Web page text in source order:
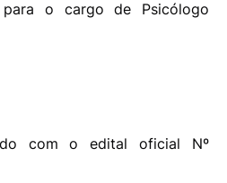
o cargo de Psicólogo
com o edital oficial Nº